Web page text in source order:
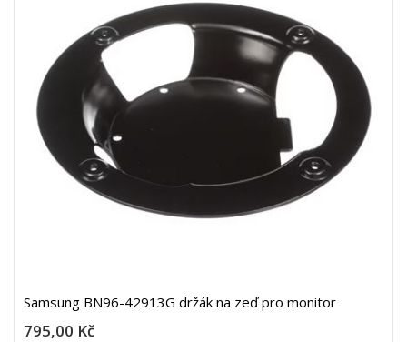
Samsung BN96-42913G držák na zeď pro monitor
795,00 Kč